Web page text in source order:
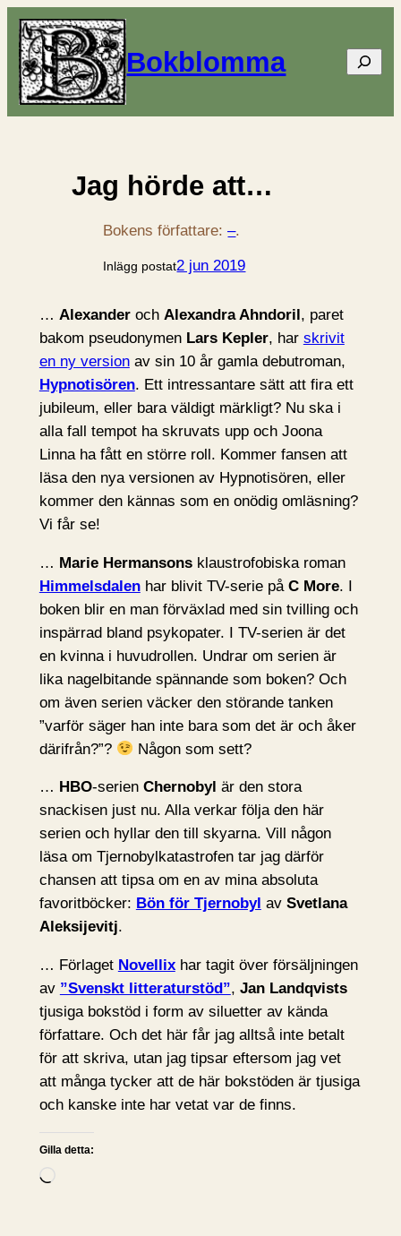
Bokblomma Sök
Jag hörde att…
Bokens författare:–.
Inlägg postat2 jun 2019
… Alexanderoch Alexandra Ahndoril, paret
bakom pseudonymen Lars Kepler, har skrivit
en ny versionav sin 10 år gamla debutroman,
Hypnotisören. Ett intressantare sätt att fira ett
jubileum, eller bara väldigt märkligt? Nu ska i
alla fall tempot ha skruvats upp och Joona
Linna ha fått en större roll. Kommer fansen att
läsa den nya versionen av Hypnotisören, eller
kommer den kännas som en onödig omläsning?
Vi får se!
… Marie Hermansonsklaustrofobiska roman
Himmelsdalenhar blivit TV-serie på C More. I
boken blir en man förväxlad med sin tvilling och
inspärrad bland psykopater. I TV-serien är det
en kvinna i huvudrollen. Undrar om serien är
lika nagelbitande spännande som boken? Och
om även serien väcker den störande tanken
”varför säger han inte bara som det är och åker
därifrån?”?
Någon som sett?
… HBO-serien Chernobyl är den stora
snackisen just nu. Alla verkar följa den här
serien och hyllar den till skyarna. Vill någon
läsa om Tjernobylkatastrofen tar jag därför
chansen att tipsa om en av mina absoluta
favoritböcker: Bön för Tjernobyl av Svetlana
Aleksijevitj.
… Förlaget Novellixhar tagit över försäljningen
av ”Svenskt litteraturstöd”, Jan Landqvists
tjusiga bokstöd i form av siluetter av kända
författare. Och det här får jag alltså inte betalt
för att skriva, utan jag tipsar eftersom jag vet
att många tycker att de här bokstöden är tjusiga
och kanske inte har vetat var de finns.
Gilla detta:
L